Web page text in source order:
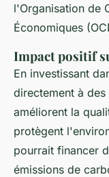
l'Organisation de
Économiques
Impact positif
En investissant
directement à
améliorent la
protègent
pourrait financer
émissions de